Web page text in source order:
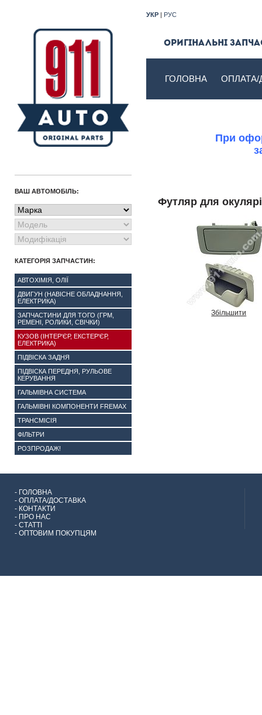
УКР | РУС
Оригінальні
ГОЛОВНА ОПЛАТА/
При
Футляр для
Збільшити
ВАШ АВТОМОБІЛЬ:
КАТЕГОРІЯ ЗАПЧАСТИН:
АВТОХІМІЯ, ОЛІЇ
ДВИГУН (НАВІСНЕ ОБЛАДНАННЯ,
ЕЛЕКТРИКА)
ЗАПЧАСТИНИ ДЛЯ ТОГО (ГРМ,
РЕМЕНІ, РОЛИКИ, СВІЧКИ)
КУЗОВ (ІНТЕР'ЄР, ЕКСТЕР'ЄР,
ЕЛЕКТРИКА)
ПІДВІСКА ЗАДНЯ
ПІДВІСКА ПЕРЕДНЯ, РУЛЬОВЕ
КЕРУВАННЯ
ГАЛЬМІВНА СИСТЕМА
ГАЛЬМІВНІ КОМПОНЕНТИ FREMAX
ТРАНСМІСІЯ
ФІЛЬТРИ
РОЗПРОДАЖ!
- ГОЛОВНА
- ОПЛАТА/ДОСТАВКА
- КОНТАКТИ
- ПРО НАС
- СТАТТІ
- ОПТОВИМ ПОКУПЦЯМ